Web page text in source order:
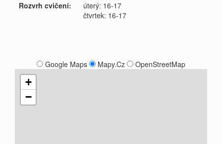
Rozvrh cvičení:
úterý: 16-17
čtvrtek: 16-17
Google Maps Mapy.Cz OpenStreetMap
+
−